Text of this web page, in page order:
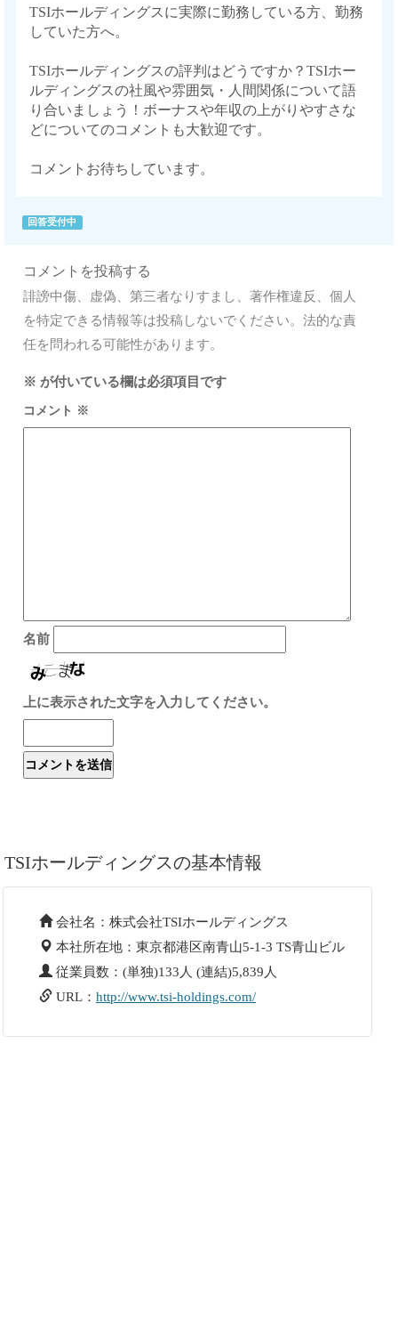
TSIホールディングスに実際に勤務している方、勤務
していた方へ。
TSIホールディングスの評判はどうですか？TSIホー
ルディングスの社風や雰囲気・人間関係について語
り合いましょう！ボーナスや年収の上がりやすさな
どについてのコメントも大歓迎です。
コメントお待ちしています。
回答受付中
コメントを投稿する
誹謗中傷、虚偽、第三者なりすまし、著作権違反、個人
を特定できる情報等は投稿しないでください。法的な責
任を問われる可能性があります。
※ が付いている欄は必須項目です
コメント ※
名前
上に表示された文字を入力してください。
TSIホールディングスの基本情報
会社名：株式会社TSIホールディングス
本社所在地：東京都港区南青山5-1-3 TS青山ビル
従業員数：(単独)133人 (連結)5,839人
URL： http://www.tsi-holdings.com/